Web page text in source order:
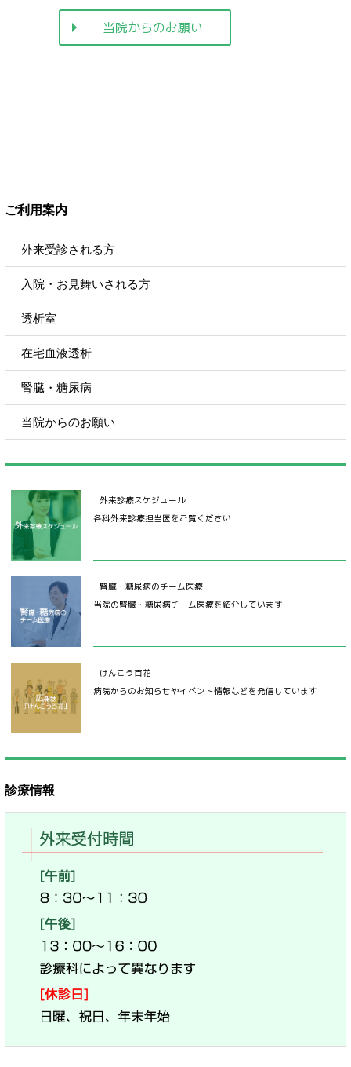
ご利用案内
外来受診される方
入院・お見舞いされる方
透析室
在宅血液透析
腎臓・糖尿病
当院からのお願い
外来診療スケジュール
各科外来診療担当医をご覧ください
腎臓・糖尿病のチーム医療
当院の腎臓・糖尿病チーム医療を紹介しています
けんこう百花
病院からのお知らせやイベント情報などを発信しています
診療情報
当院からのお願い